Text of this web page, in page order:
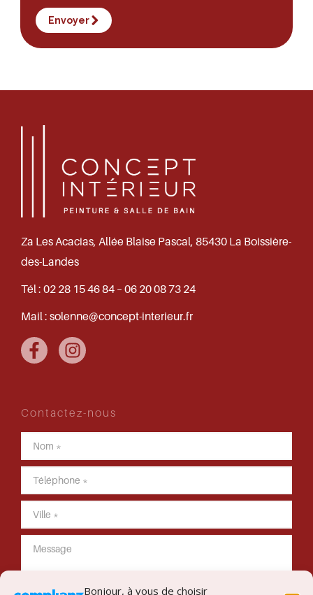
Bonjour, à vous de choisir
Envoyer
Za Les Acacias, Allée Blaise Pascal, 85430 La Boissière-
des-Landes
Tél : 02 28 15 46 84 – 06 20 08 73 24
Mail : solenne@concept-interieur.fr
Contactez-nous